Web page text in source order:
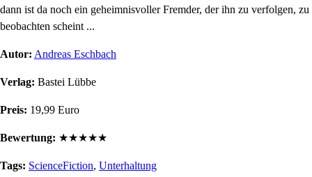
dann ist da noch ein geheimnisvoller Fremder, der ihn zu verfolgen, zu
beobachten scheint ...
Autor: Andreas Eschbach
Verlag: Bastei Lübbe
Preis: 19,99 Euro
Bewertung: ★★★★★
Tags: ScienceFiction, Unterhaltung